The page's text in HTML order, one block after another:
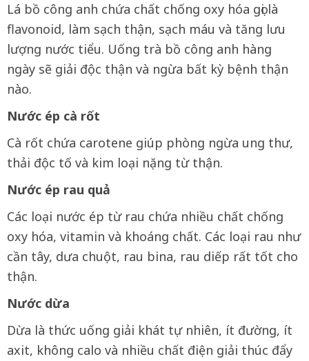
Lá bồ công anh chứa chất chống oxy hóa gọi là
flavonoid, làm sạch thận, sạch máu và tăng lưu
lượng nước tiểu. Uống trà bồ công anh hàng
ngày sẽ giải độc thận và ngừa bất kỳ bệnh thận
nào.
Nước ép cà rốt
Cà rốt chứa carotene giúp phòng ngừa ung thư,
thải độc tố và kim loại nặng từ thận.
Nước ép rau quả
Các loại nước ép từ rau chứa nhiều chất chống
oxy hóa, vitamin và khoáng chất. Các loại rau như
cần tây, dưa chuột, rau bina, rau diếp rất tốt cho
thận.
Nước dừa
Dừa là thức uống giải khát tự nhiên, ít đường, ít
axit, không calo và nhiều chất điện giải thúc đẩy